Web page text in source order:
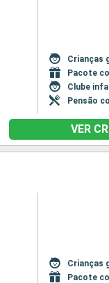
Crianças
Pacote
Clube
Pensão
VER
Crianças
Pacote